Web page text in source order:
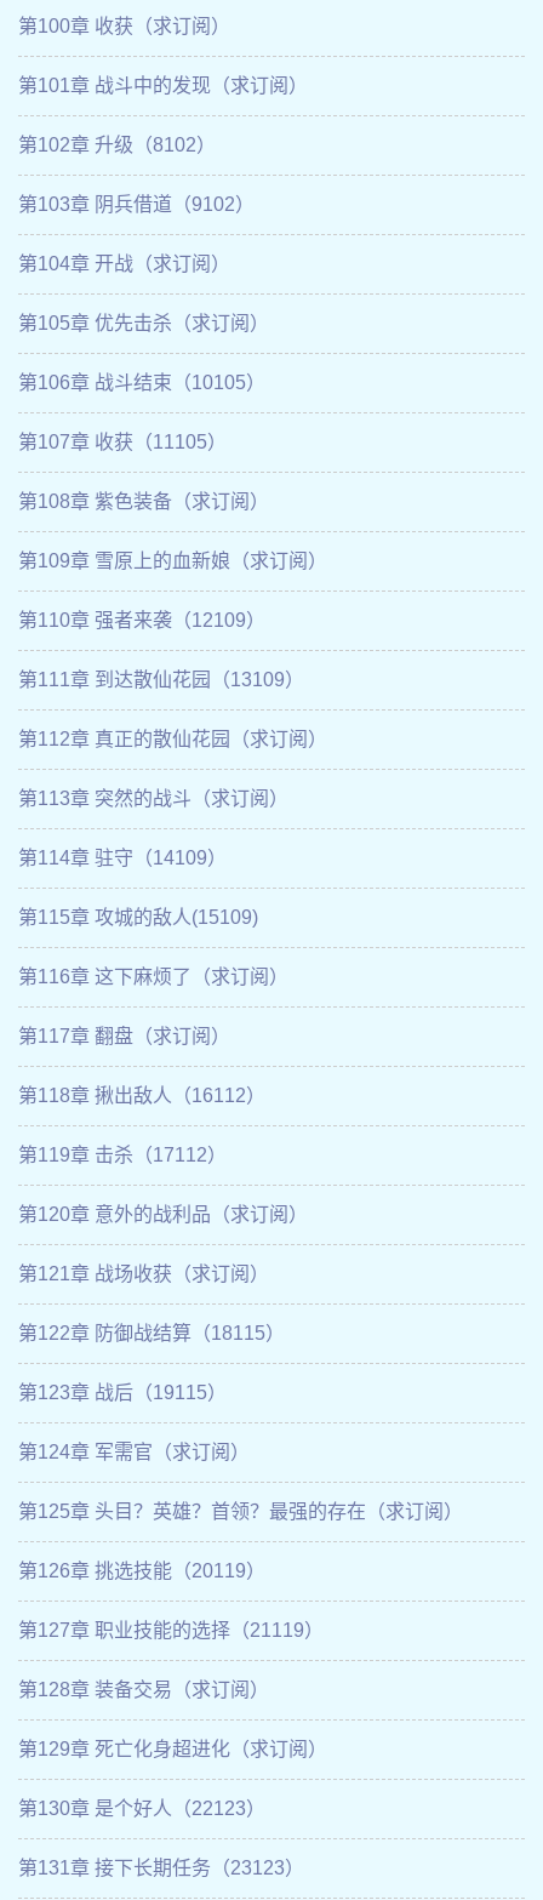
第100章 收获（求订阅）
第101章 战斗中的发现（求订阅）
第102章 升级（8102）
第103章 阴兵借道（9102）
第104章 开战（求订阅）
第105章 优先击杀（求订阅）
第106章 战斗结束（10105）
第107章 收获（11105）
第108章 紫色装备（求订阅）
第109章 雪原上的血新娘（求订阅）
第110章 强者来袭（12109）
第111章 到达散仙花园（13109）
第112章 真正的散仙花园（求订阅）
第113章 突然的战斗（求订阅）
第114章 驻守（14109）
第115章 攻城的敌人(15109)
第116章 这下麻烦了（求订阅）
第117章 翻盘（求订阅）
第118章 揪出敌人（16112）
第119章 击杀（17112）
第120章 意外的战利品（求订阅）
第121章 战场收获（求订阅）
第122章 防御战结算（18115）
第123章 战后（19115）
第124章 军需官（求订阅）
第125章 头目？英雄？首领？最强的存在（求订阅）
第126章 挑选技能（20119）
第127章 职业技能的选择（21119）
第128章 装备交易（求订阅）
第129章 死亡化身超进化（求订阅）
第130章 是个好人（22123）
第131章 接下长期任务（23123）